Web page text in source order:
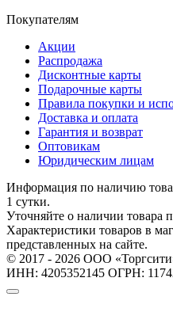
Покупателям
Акции
Распродажа
Дисконтные карты
Подарочные карты
Правила покупки и
Доставка и оплата
Гарантия и возврат
Оптовикам
Юридическим лицам
Информация по наличию
1 сутки.
Уточняйте о наличии товара
Характеристики товаров в
представленных на сайте.
© 2017 - 2026 ООО
ИНН: 4205352145 ОГРН: